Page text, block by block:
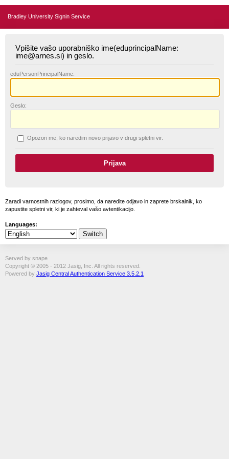
Bradley University Signin Service
Vpišite vašo uporabniško ime(eduprincipalName:
ime@arnes.si) in geslo.
eduPersonPrincipalName:
Geslo:
Opozori me, ko naredim novo prijavo v drugi spletni vir.
Zaradi varnostnih razlogov, prosimo, da naredite odjavo in zaprete brskalnik, ko
zapustite spletni vir, ki je zahteval vašo avtentikacijo.
Languages:
Served by snape
Copyright © 2005 - 2012 Jasig, Inc. All rights reserved.
Powered by Jasig Central Authentication Service 3.5.2.1